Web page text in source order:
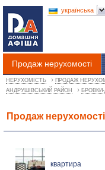
Продаж нерухомості
українська
НЕРУХОМІСТЬ › ПРОДАЖ
АНДРУШІВСЬКИЙ РАЙОН › БРОВКИ-
Продаж
квартира